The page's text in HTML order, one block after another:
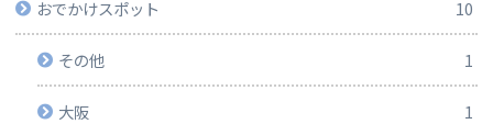
おでかけスポット 10
その他 1
大阪 1